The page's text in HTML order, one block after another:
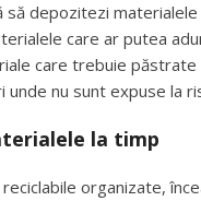
să depozitezi
care ar putea
care trebuie
nu sunt expuse la
la timp
organizate,